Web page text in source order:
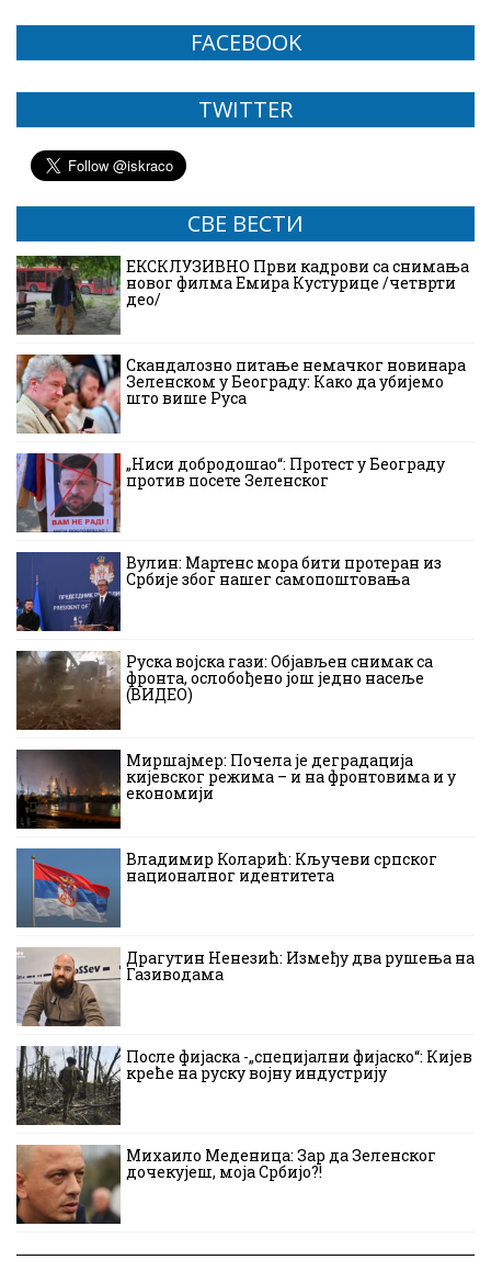
FACEBOOK
TWITTER
СВЕ ВЕСТИ
ЕКСКЛУЗИВНО Први кадрови са снимања
новог филма Емира Кустурице /четврти
део/
Скандалозно питање немачког новинара
Зеленском у Београду: Како да убијемо
што више Руса
„Ниси добродошао“: Протест у Београду
против посете Зеленског
Вулин: Мартенс мора бити протеран из
Србије због нашег самопоштовања
Руска војска гази: Објављен снимак са
фронта, ослобођено још једно насеље
(ВИДЕО)
Миршајмер: Почела је деградација
кијевског режима – и на фронтовима и у
економији
Владимир Коларић: Кључеви српског
националног идентитета
Драгутин Ненезић: Између два рушења на
Газиводама
После фијаска -„специјални фијаско“: Кијев
креће на руску војну индустрију
Михаило Меденица: Зар да Зеленског
дочекујеш, моја Србијо?!